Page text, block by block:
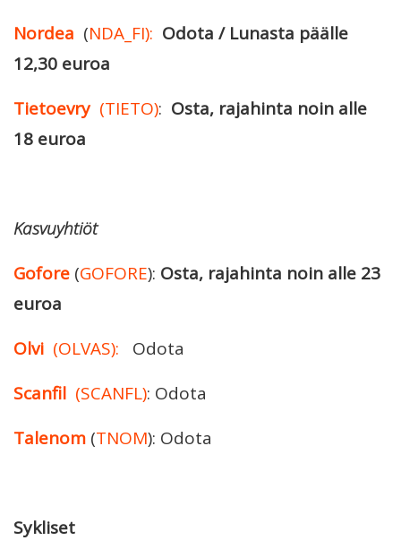
Nordea (NDA_FI): Odota / Lunasta päälle
12,30 euroa
Tietoevry (TIETO): Osta, rajahinta noin alle
18 euroa
Kasvuyhtiöt
Gofore (GOFORE): Osta, rajahinta noin alle 23
euroa
Olvi (OLVAS): Odota
Scanfil (SCANFL): Odota
Talenom (TNOM): Odota
Sykliset